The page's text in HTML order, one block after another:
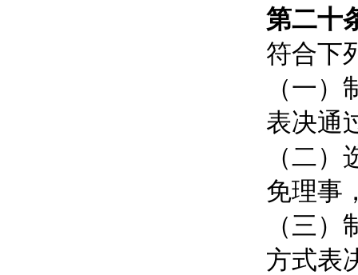
第二十
符合下
（一
表决通
（二
免理事
（三
方式表